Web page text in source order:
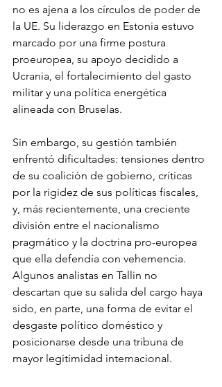
no es ajena a los círculos de poder de
la UE. Su liderazgo en Estonia estuvo
marcado por una firme postura
proeuropea, su apoyo decidido a
Ucrania, el fortalecimiento del gasto
militar y una política energética
alineada con Bruselas.
Sin embargo, su gestión también
enfrentó dificultades: tensiones dentro
de su coalición de gobierno, críticas
por la rigidez de sus políticas fiscales,
y, más recientemente, una creciente
división entre el nacionalismo
pragmático y la doctrina pro-europea
que ella defendía con vehemencia.
Algunos analistas en Tallin no
descartan que su salida del cargo haya
sido, en parte, una forma de evitar el
desgaste político doméstico y
posicionarse desde una tribuna de
mayor legitimidad internacional.